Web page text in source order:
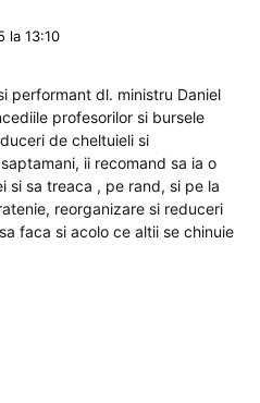
la 13:10
performant dl. ministru Daniel
profesorilor si bursele
de cheltuieli si
ii recomand sa ia o
si sa treaca , pe rand, si pe la
reorganizare si reduceri
faca si acolo ce altii se chinuie